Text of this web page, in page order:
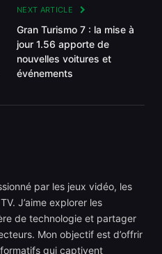
NEXT ARTICLE
Gran Turismo 7 : la mise à
jour 1.56 apporte de
nouvelles voitures et
événements
par les jeux vidéo, les
J’aime explorer les
de technologie et partager
Mon objectif est d’offrir
qui captivent